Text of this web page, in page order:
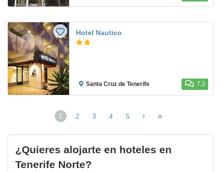
Hotel Nautico
Santa Cruz de Tenerife 7.2
1
(página
2 3 4 5
¿Quieres alojarte en hoteles en
Tenerife Norte?